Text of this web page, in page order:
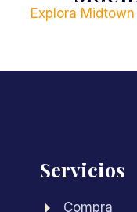
Explora
Servicios
Compra